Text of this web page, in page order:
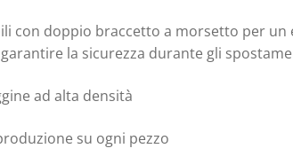
con doppio braccetto a morsetto per un
la sicurezza durante gli
ad alta densità
su ogni pezzo